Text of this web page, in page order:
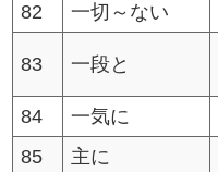
82
一切～ない
83 一段と
84
一気に
85
主に